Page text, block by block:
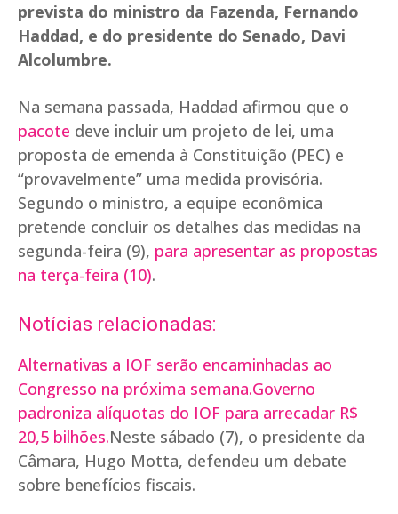
prevista do ministro da Fazenda, Fernando
Haddad, e do presidente do Senado, Davi
Alcolumbre.
Na semana passada, Haddad afirmou que o
pacote deve incluir um projeto de lei, uma
proposta de emenda à Constituição (PEC) e
“provavelmente” uma medida provisória.
Segundo o ministro, a equipe econômica
pretende concluir os detalhes das medidas na
segunda-feira (9), para apresentar as propostas
na terça-feira (10).
Notícias relacionadas:
Alternativas a IOF serão encaminhadas ao
Congresso na próxima semana.Governo
padroniza alíquotas do IOF para arrecadar R$
20,5 bilhões.Neste sábado (7), o presidente da
Câmara, Hugo Motta, defendeu um debate
sobre benefícios fiscais.